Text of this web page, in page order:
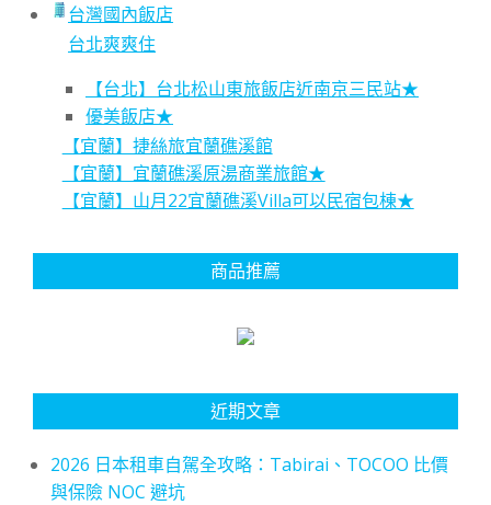
台灣國內飯店
台北爽爽住
【台北】台北松山東旅飯店近南京三民站★
優美飯店★
【宜蘭】捷絲旅宜蘭礁溪館
【宜蘭】宜蘭礁溪原湯商業旅館★
【宜蘭】山月22宜蘭礁溪Villa可以民宿包棟★
商品推薦
近期文章
2026 日本租車自駕全攻略：Tabirai、TOCOO 比價
與保險 NOC 避坑